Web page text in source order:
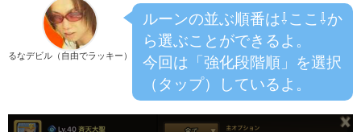
るなデビル（自由でラッキー）
ルーンの並ぶ順番は⇩ここ⇩か
ら選ぶことができるよ。
今回は「強化段階順」を選択
（タップ）しているよ。